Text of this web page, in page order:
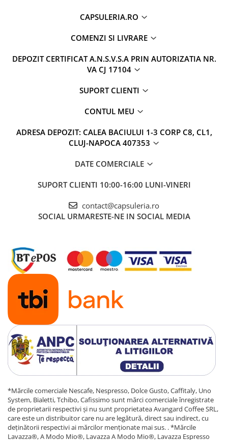
CAPSULERIA.RO
COMENZI SI LIVRARE
DEPOZIT CERTIFICAT A.N.S.V.S.A PRIN AUTORIZATIA NR.
VA CJ 17104
SUPORT CLIENTI
CONTUL MEU
ADRESA DEPOZIT: CALEA BACIULUI 1-3 CORP C8, CL1,
CLUJ-NAPOCA 407353
DATE COMERCIALE
SUPORT CLIENTI 10:00-16:00 LUNI-VINERI
contact@capsuleria.ro
SOCIAL URMARESTE-NE IN SOCIAL MEDIA
*Mărcile comerciale Nescafe, Nespresso, Dolce Gusto, Caffitaly, Uno
System, Bialetti, Tchibo, Cafissimo sunt mărci comerciale înregistrate
de proprietarii respectivi și nu sunt proprietatea Avangard Coffee SRL,
care este un distribuitor care nu are legătură, direct sau indirect, cu
deținătorii respectivi ai mărcilor menționate mai sus. . *Mărcile
Lavazza®, A Modo Mio®, Lavazza A Modo Mio®, Lavazza Espresso